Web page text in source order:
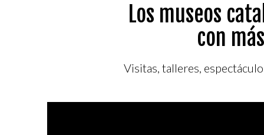
Los museos
con
Visitas, talleres,